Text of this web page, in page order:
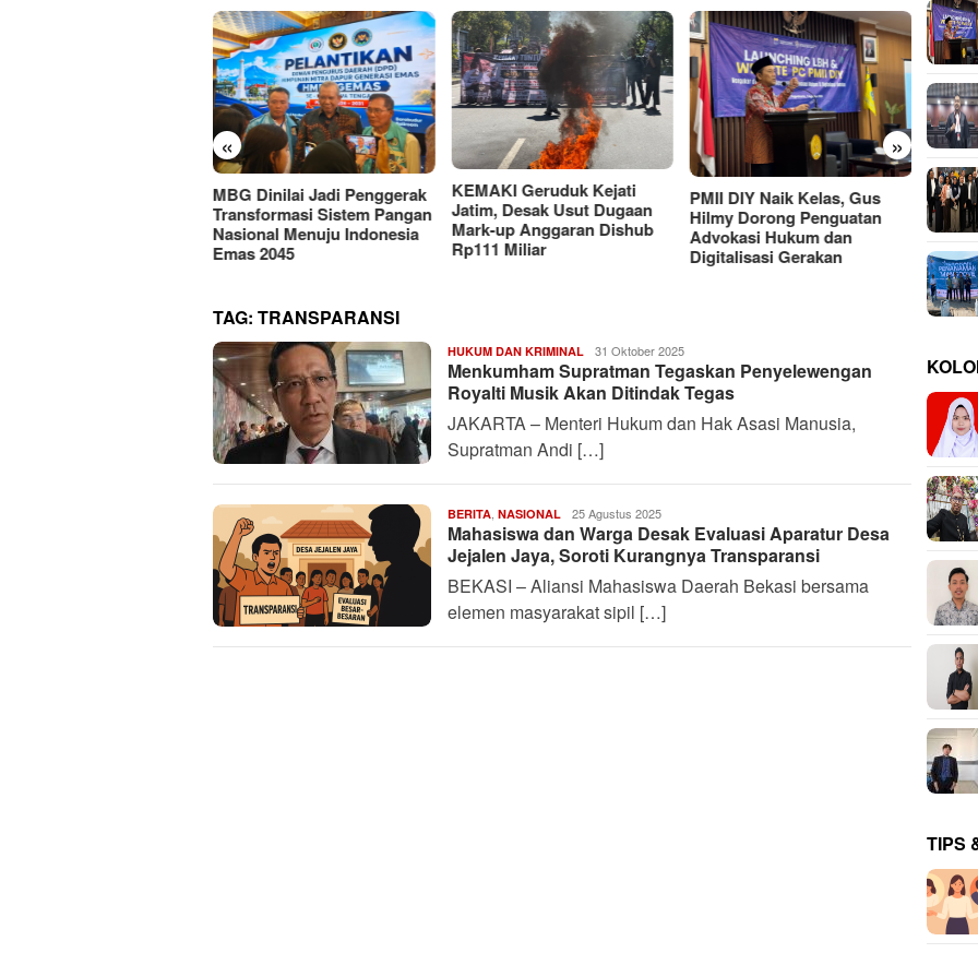
« »
KEMAKI Geruduk Kejati
Jatim, Desak Usut Dugaan
Mark-up Anggaran Dishub
Rp111 Miliar
PMII DIY Naik Kelas, Gus
Hilmy Dorong Penguatan
Advokasi Hukum dan
Digitalisasi Gerakan
Moh Ali Murtadho, Alumni
UTM yang Berkiprah dalam
Putusan MK soal MBG
TAG: TRANSPARANSI
HUKUM DAN KRIMINAL Shahib
Labibul
Hikam
31 Oktober 2025
Menkumham Supratman Tegaskan Penyelewengan
Royalti Musik Akan Ditindak Tegas
JAKARTA – Menteri Hukum dan Hak Asasi Manusia,
Supratman Andi […]
BERITA, NASIONAL Harianindo.id
25 Agustus 2025
Mahasiswa dan Warga Desak Evaluasi Aparatur Desa
Jejalen Jaya, Soroti Kurangnya Transparansi
BEKASI – Aliansi Mahasiswa Daerah Bekasi bersama
elemen masyarakat sipil […]
TIPS